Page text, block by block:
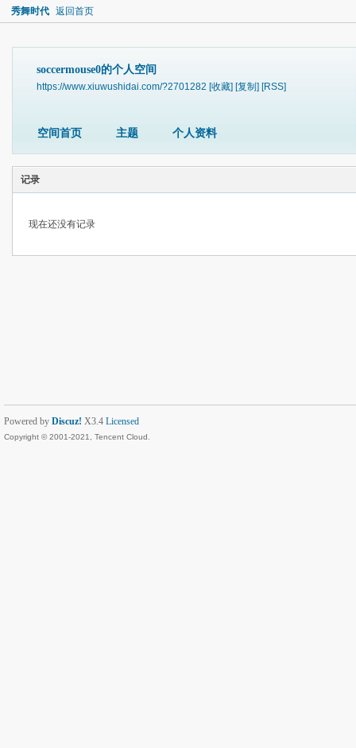
秀舞时代 返回首页
soccermouse0的个人空间
https://www.xiuwushidai.com/?2701282 [收藏] [复制] [RSS]
空间首页 主题 个人资料
记录
现在还没有记录
Powered by Discuz! X3.4 Licensed
Copyright © 2001-2021, Tencent Cloud.